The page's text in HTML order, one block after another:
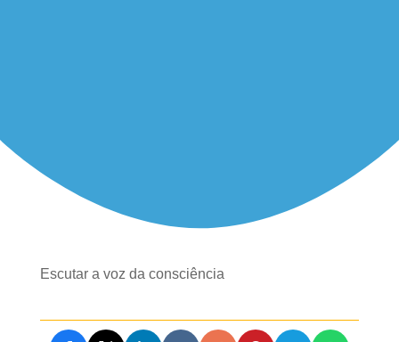
Escutar a voz da consciência